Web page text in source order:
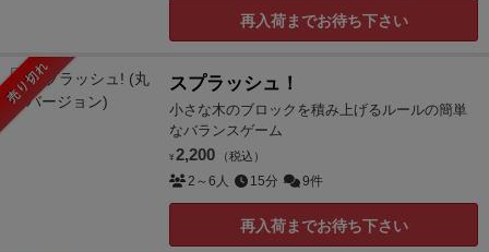
再入荷までお待ち下さい
売り切れ スプラッシュ！
小さな木のブロックを積み上げるルールの簡単
なバランスゲーム
¥ 2,200 （税込）
2～6人 15分 9件
再入荷までお待ち下さい